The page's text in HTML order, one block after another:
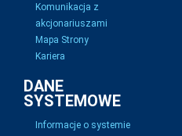
Komunikacja z
akcjonariuszami
Mapa Strony
Kariera
DANE
SYSTEMOWE
Informacje o systemie